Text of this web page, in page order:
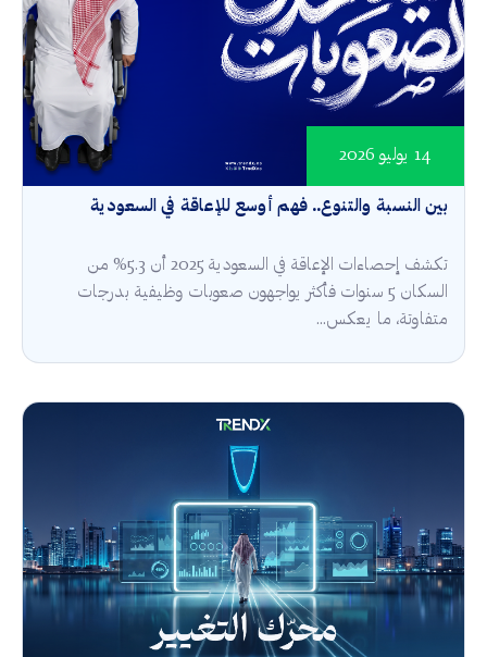
بين النسبة والتنوع.. فهم أوسع للإعاقة في السعودية
14 يوليو 2026
تكشف إحصاءات الإعاقة في السعودية 2025 أن 5.3% من
السكان 5 سنوات فأكثر يواجهون صعوبات وظيفية بدرجات
متفاوتة، ما يعكس...